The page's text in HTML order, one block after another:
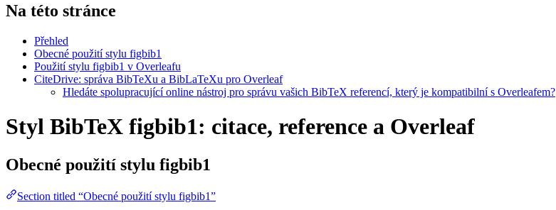
Na této stránce
Přehled
Obecné použití stylu figbib1
Použití stylu figbib1 v Overleafu
CiteDrive: správa BibTeXu a BibLaTeXu pro Overleaf
Hledáte spolupracující online nástroj pro správu vašich BibTeX referencí, který je kompatibilní s Overleafem?
Styl BibTeX figbib1: citace, reference a Overleaf
Obecné použití stylu figbib1
Section titled “Obecné použití stylu figbib1”